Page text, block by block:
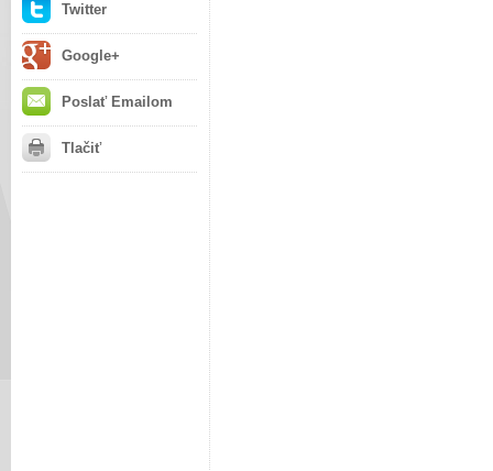
Twitter
Google+
Poslať Emailom
Tlačiť